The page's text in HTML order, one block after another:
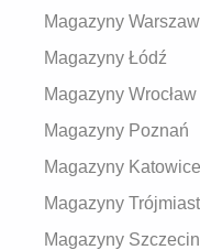
Magazyny
Magazyny Łódź
Magazyny Wrocław
Magazyny Poznań
Magazyny Katowice
Magazyny
Magazyny Szczecin